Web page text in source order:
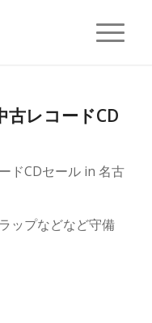
古レコードCD
ドCDセール in 名古
ップなどなど守備